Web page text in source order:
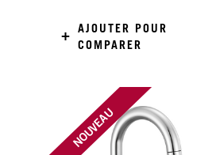
AJOUTER POUR
COMPARER
NOUVEAU